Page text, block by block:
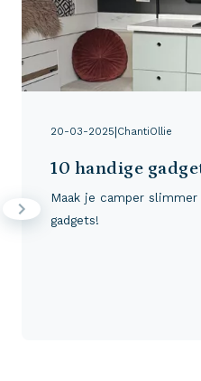
20-03-2025|ChantiOllie
10 handige
Maak je camper
gadgets!